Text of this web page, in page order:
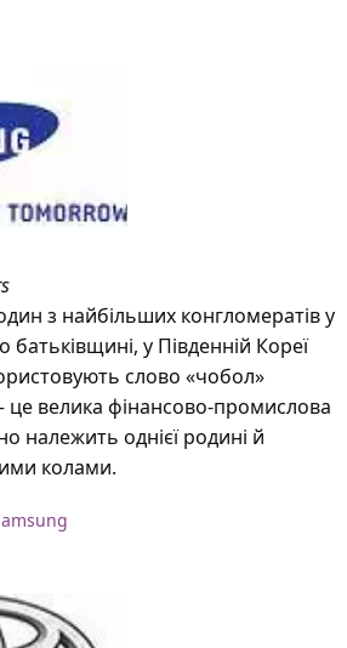
з найбільших конгломератів у
батьківщині, у Південній Кореї
слово «чобол»
це велика фінансово-промислова
належить однієї родині й
колами.